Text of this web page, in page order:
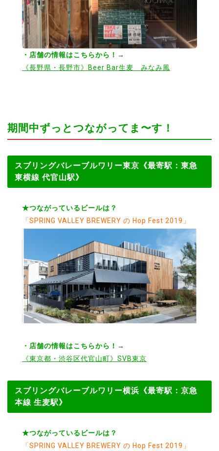
・店舗の情報はこちらから！ →
《長野県・長野市》Beer Bar生麦 みなみ風
期間中ずっとつながってま〜す！
スブリングバレーブルワリー東京《最寄駅：東急
東横線 代官山駅》
★つながっているビールは？
「SPRING VALLEY BREWERY の Hop Fest 2019」
・店舗の情報はこちらから！ →
《東京都・渋谷区代官山町》SVB東京
スブリングバレーブルワリー横浜《最寄駅：京急
本線 生麦駅》
★つながっているビールは？
「SPRING VALLEY BREWERY の Hop Fest 2019」